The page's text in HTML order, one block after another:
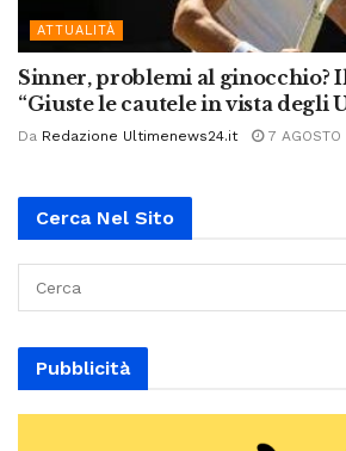
ATTUALITÀ
Sinner, problemi al ginocchio?
“Giuste le cautele in vista degli
Da Redazione Ultimenews24.it 7 AGOSTO
Cerca Nel Sito
Pubblicità